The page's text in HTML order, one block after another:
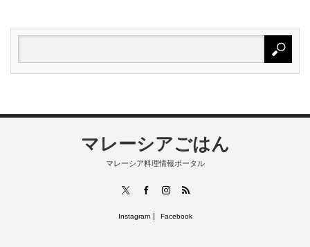
マレーシアごはん
マレーシア料理情報ポータル
FacebookInstagram
RSS
Instagram Facebook